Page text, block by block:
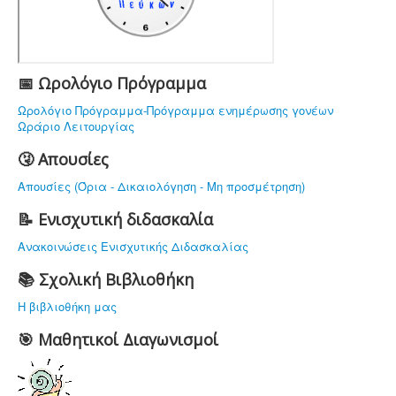
ΔΡΑΣΤΗΡΙΟΤΗΤΕΣ
ΝΟΜΟΘΕΣΙΑ
ΕΠΙΚΟΙΝΩΝΙΑ
📅 Ωρολόγιο Πρόγραμμα
Ωρολόγιο Πρόγραμμα-Πρόγραμμα ενημέρωσης γονέων
Ωράριο Λειτουργίας
🤧 Απουσίες
Απουσίες (Όρια - Δικαιολόγηση - Μη προσμέτρηση)
📝 Ενισχυτική διδασκαλία
Ανακοινώσεις Ενισχυτικής Διδασκαλίας
📚 Σχολική Βιβλιοθήκη
Η βιβλιοθήκη μας
🎯 Μαθητικοί Διαγωνισμοί